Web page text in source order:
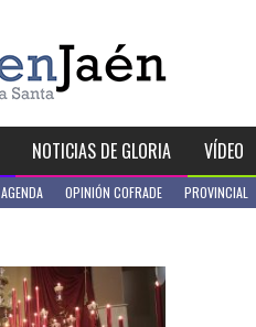
NOTICIAS DE GLORIA VÍDEO
AGENDA OPINIÓN COFRADE PROVINCIAL